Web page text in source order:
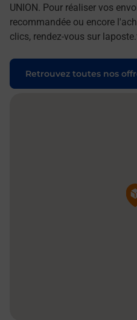
UNION. Pour réaliser vos
recommandée ou encore
clics, rendez-vous sur
Retrouvez toutes nos
Pin